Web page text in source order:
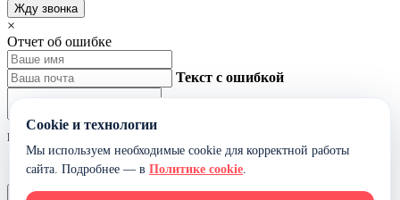
Жду звонка
×
Отчет об ошибке
Текст с ошибкой
Не указывайте лишние персональные данные в тексте ошибки.
Я согласен на обработку данных для обработки сообщения об ошибке и
ознакомлен сПолитикой обработки персональных данных
Отправить
Cookie и технологии
Мы используем необходимые cookie для корректной работы
сайта. Подробнее — в Политике cookie.